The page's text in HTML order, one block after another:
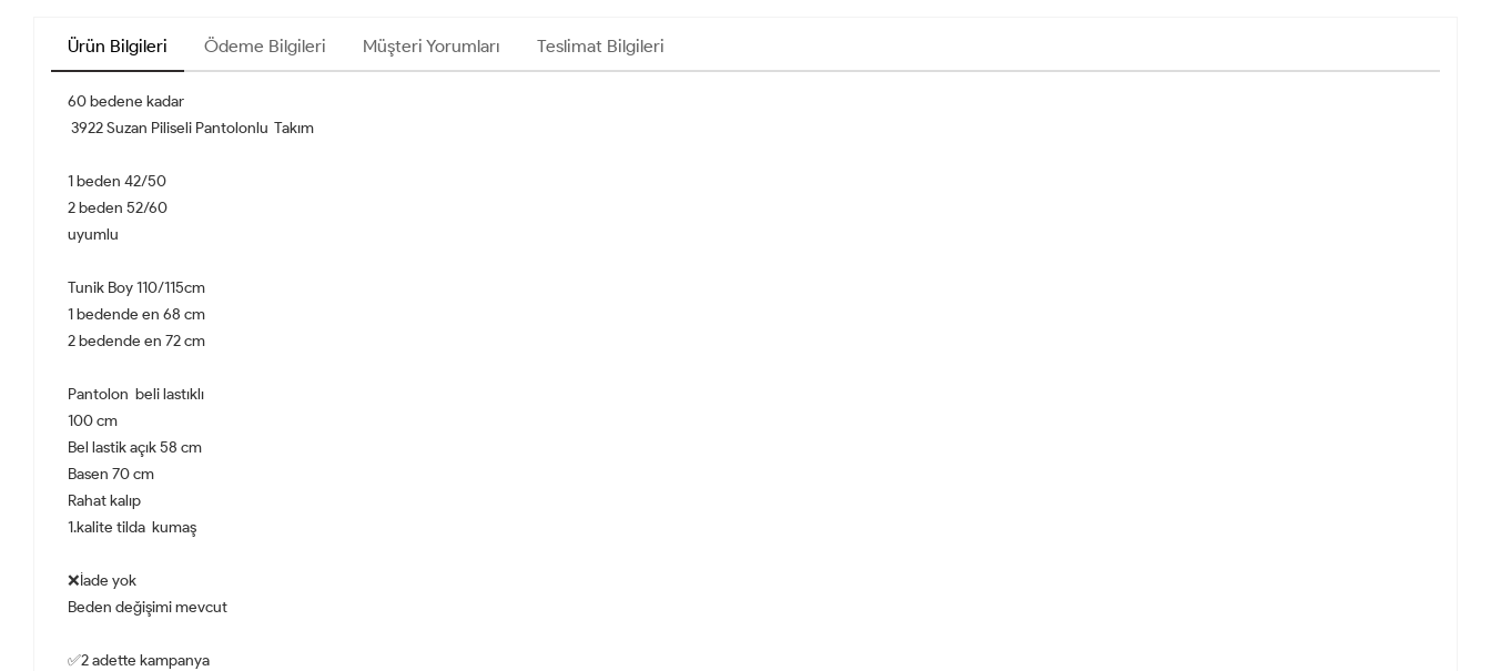
Ürün Bilgileri Ödeme Bilgileri Müşteri Yorumları Teslimat Bilgileri
60 bedene kadar
3922 Suzan Piliseli Pantolonlu Takım
1 beden 42/50
2 beden 52/60
uyumlu
Tunik Boy 110/115cm
1 bedende en 68 cm
2 bedende en 72 cm
Pantolon beli lastıklı
100 cm
Bel lastik açık 58 cm
Basen 70 cm
Rahat kalıp
1.kalite tilda kumaş
❌İade yok
Beden değişimi mevcut
✅2 adette kampanya